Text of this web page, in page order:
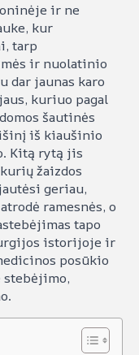
ir ne
kur
tarp
ir nuolatinio
dar jaunas karo
kuriuo pagal
šautinės
iš kiaušinio
Kitą rytą jis
žaizdos
geriau,
ramesnės, o
tapo
istorijoje ir
posūkio